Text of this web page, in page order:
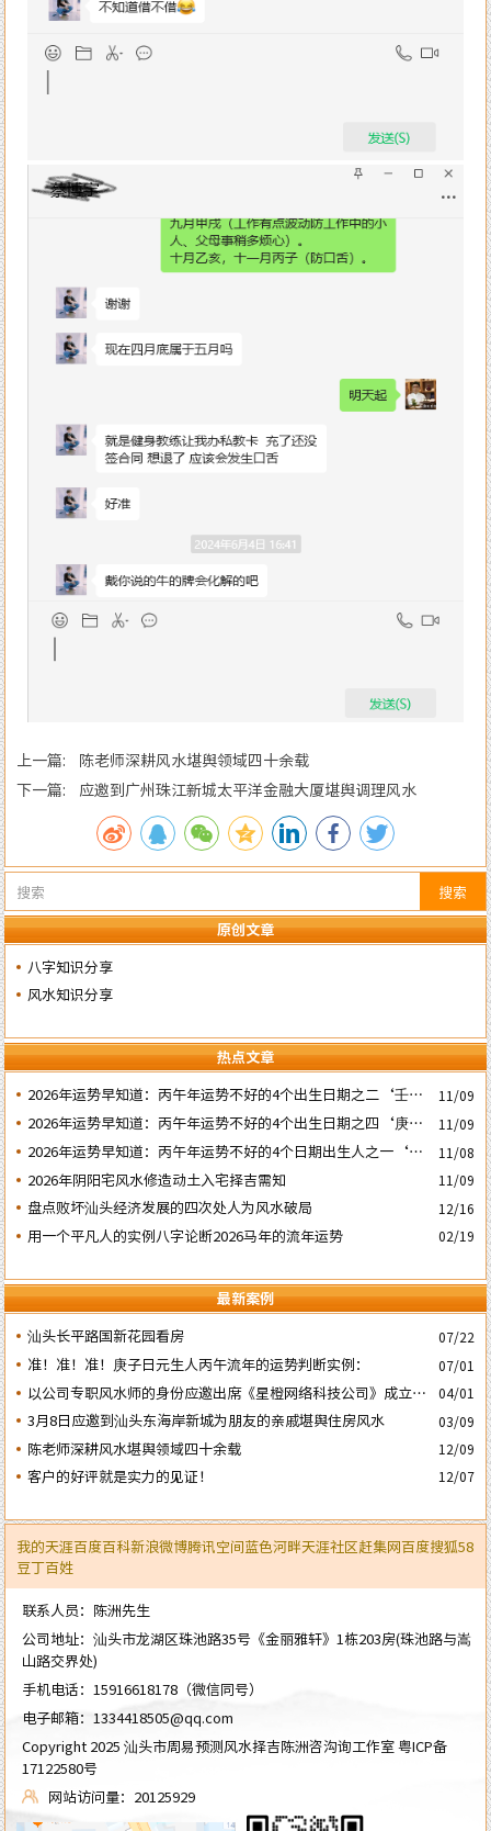
搜索
原创文章
八字知识分享
风水知识分享
热点文章
2026年运势早知道：丙午年运势不好的4个出生日期之二‘壬子’
日
11/09
2026年运势早知道：丙午年运势不好的4个出生日期之四‘庚子’
日
11/09
2026年运势早知道：丙午年运势不好的4个日期出生人之一‘戊
子’ 日
11/08
2026年阴阳宅风水修造动土入宅择吉需知 11/09
盘点败坏汕头经济发展的四次处人为风水破局 12/16
用一个平凡人的实例八字论断2026马年的流年运势 02/19
最新案例
汕头长平路国新花园看房
07/22
准！准！准！庚子日元生人丙午流年的运势判断实例： 07/01
以公司专职风水师的身份应邀出席《星橙网络科技公司》成立5
周年庆典
04/01
3月8日应邀到汕头东海岸新城为朋友的亲戚堪舆住房风水 03/09
陈老师深耕风水堪舆领域四十余载 12/09
客户的好评就是实力的见证！ 12/07
上一篇: 陈老师深耕风水堪舆领域四十余载
下一篇: 应邀到广州珠江新城太平洋金融大厦堪舆调理风水
我的天涯百度百科新浪微博腾讯空间蓝色河畔天涯社区赶集网百度搜狐58
豆丁百姓
联系人员：陈洲先生
公司地址：汕头市龙湖区珠池路35号《金丽雅轩》1栋203房(珠池路与嵩
山路交界处)
手机电话： 15916618178 （微信同号）
电子邮箱： 1334418505@qq.com
Copyright 2025 汕头市周易预测风水择吉陈洲咨沟询工作室粤ICP备
17122580号
网站访问量：20125929